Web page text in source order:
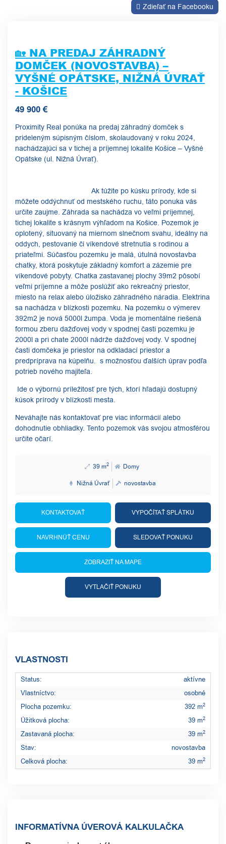
Zdieľať na Facebooku
🏡 NA PREDAJ ZÁHRADNÝ
DOMČEK (NOVOSTAVBA) –
VYŠNÉ OPÁTSKE, NIŽNÁ ÚVRAŤ
- KOŠICE
49 900 €
Proximity Real ponúka na predaj záhradný domček s
prideleným súpisným číslom, skolaudovaný v roku 2024,
nachádzajúci sa v tichej a príjemnej lokalite Košice – Vyšné
Opátske (ul. Nižná Úvrať).
Ak túžite po kúsku prírody, kde si
môžete oddýchnuť od mestského ruchu, táto ponuka vás
určite zaujme. Záhrada sa nachádza vo veľmi príjemnej,
tichej lokalite s krásnym výhľadom na Košice. Pozemok je
oplotený, situovaný na miernom slnečnom svahu, ideálny na
oddych, pestovanie či víkendové stretnutia s rodinou a
priateľmi. Súčasťou pozemku je malá, útulná novostavba
chatky, ktorá poskytuje základný komfort a zázemie pre
víkendové pobyty. Chatka zastavanej plochy 39m2 pôsobí
veľmi príjemne a môže poslúžiť ako rekreačný priestor,
miesto na relax alebo úložisko záhradného náradia. Elektrina
sa nachádza v blízkosti pozemku. Na pozemku o výmerev
392m2 je nová 5000l žumpa. Voda je momentálne riešená
formou zberu dažďovej vody v spodnej časti pozemku je
2000l a pri chate 2000l nádrže dažďovej vody. V spodnej
časti domčeka je priestor na odkladací priestor a
predpríprava na kúpelňu. s možnosťou ďalších úprav podľa
potrieb nového majiteľa.
Ide o výbornú príležitosť pre tých, ktorí hľadajú dostupný
kúsok prírody v blízkosti mesta.
Neváhajte nás kontaktovať pre viac informácií alebo
dohodnutie obhliadky. Tento pozemok vás svojou atmosférou
určite očarí.
39 m2 Domy
Nižná Úvrať novostavba
KONTAKTOVAŤ VYPOČÍTAŤ SPLÁTKU
NAVRHNÚŤ CENU SLEDOVAŤ PONUKU
ZOBRAZIŤ NA MAPE
VYTLAČIŤ PONUKU
VLASTNOSTI
Status:
aktívne
Vlastníctvo:
osobné
Plocha pozemku:
392 m2
Úžitková plocha: 39 m2
Zastavaná plocha: 39 m2
Stav:
novostavba
Celková plocha:
39 m2
INFORMATÍVNA ÚVEROVÁ KALKULAČKA